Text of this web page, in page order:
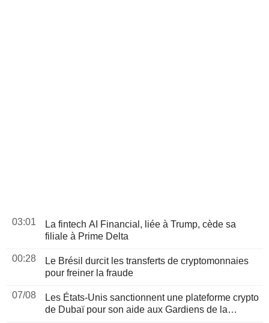
03:01
La fintech AI Financial, liée à Trump, cède sa
filiale à Prime Delta
00:28
Le Brésil durcit les transferts de cryptomonnaies
pour freiner la fraude
07/08
Les États-Unis sanctionnent une plateforme crypto
de Dubaï pour son aide aux Gardiens de la